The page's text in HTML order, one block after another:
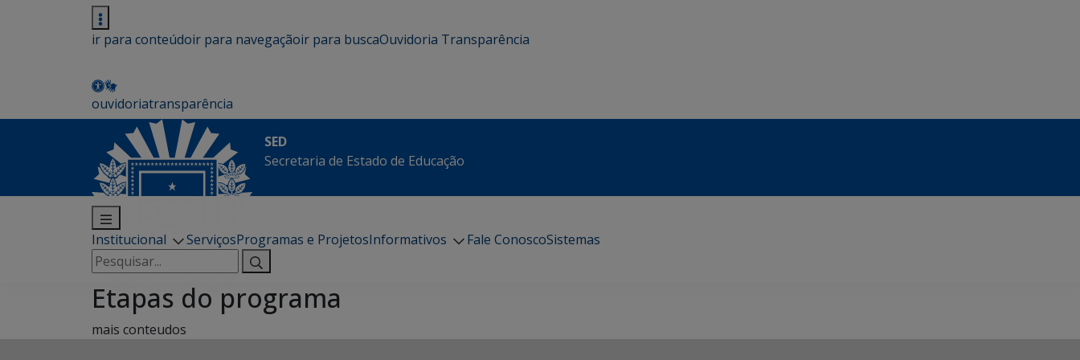
ir para conteúdoir para navegaçãoir para buscaOuvidoria Transparência
ouvidoriatransparência
SED
Secretaria de Estado de Educação
Institucional ServiçosProgramas e ProjetosInformativos Fale ConoscoSistemas
Pesquisar
por:
Etapas do programa
mais conteudos